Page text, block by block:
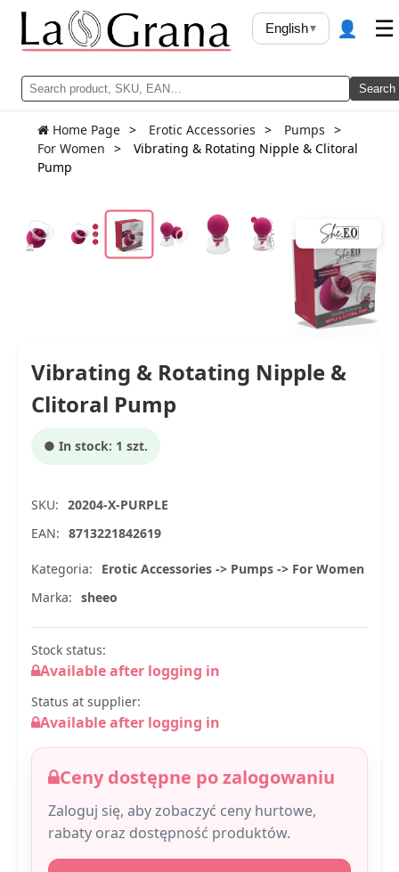
Search
English▾ 👤 ☰
Home Page Erotic Accessories
Pumps
For Women
Vibrating & Rotating Nipple & Clitoral
Pump
Vibrating & Rotating Nipple &
Clitoral Pump
● In stock: 1 szt.
SKU: 20204-X-PURPLE
EAN: 8713221842619
Kategoria:
Erotic Accessories -> Pumps -> For Women
Marka: sheeo
Stock status:
Available after logging in
Status at supplier:
Available after logging in
Ceny dostępne po zalogowaniu
Zaloguj się, aby zobaczyć ceny hurtowe,
rabaty oraz dostępność produktów.